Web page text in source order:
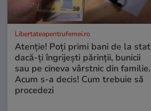
Libertateapentrufemei.ro
Atenție! Poți primi bani de la stat
dacă-ți îngrijești părinții, bunicii
sau pe cineva vârstnic din familie.
Acum s-a decis! Cum trebuie să
procedezi